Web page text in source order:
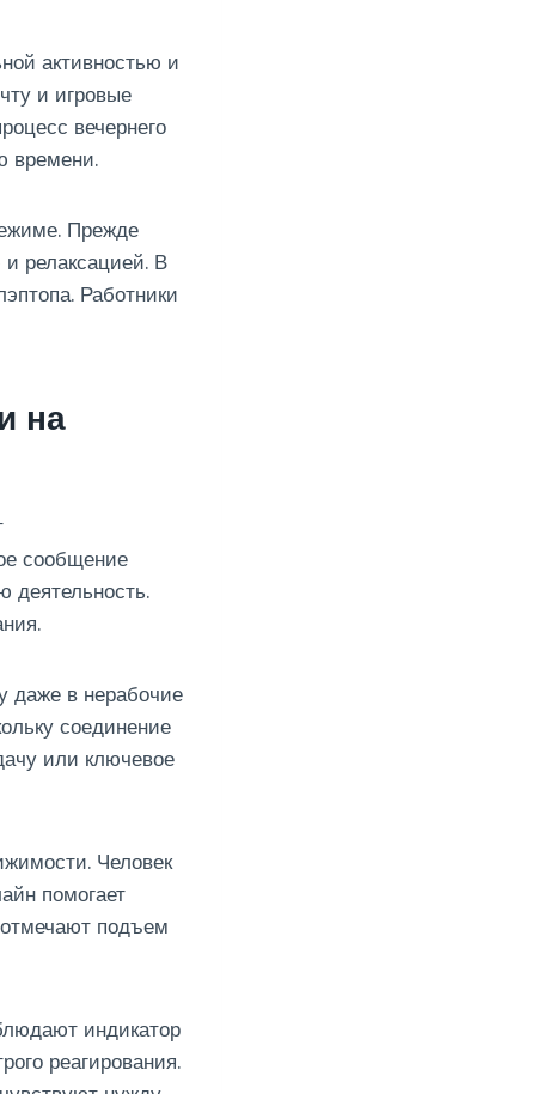
активностью и
и игровые
вечернего
времени.
Прежде
релаксацией. В
Работники
на
сообщение
деятельность.
даже в нерабочие
соединение
или ключевое
Человек
помогает
подъем
индикатор
реагирования.